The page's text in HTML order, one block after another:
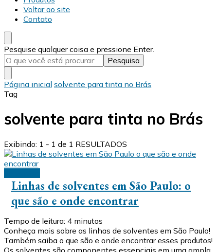
Voltar ao site
Contato
Procurando
algo?
Pesquise qualquer coisa e pressione Enter.
Página inicial solvente para tinta no Brás
Tag
solvente para tinta no Brás
Exibindo: 1 - 1 de 1 RESULTADOS
Linhas de solventes em São Paulo: o
que são e onde encontrar
Tempo de leitura: 4 minutos
Conheça mais sobre as linhas de solventes em São Paulo!
Também saiba o que são e onde encontrar esses produtos!
Os solventes são componentes essenciais em uma ampla